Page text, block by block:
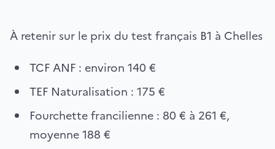
À retenir sur le prix du test français B1 à Chelles
TCF ANF : environ 140 €
TEF Naturalisation : 175 €
Fourchette francilienne : 80 € à 261 €,
moyenne 188 €